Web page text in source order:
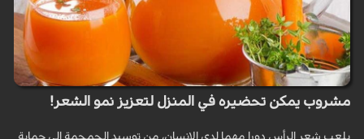
مشروب يمكن تحضيره في المنزل لتعزيز نمو الشعر!
يلعب شعر الرأس دورا مهما لدى الإنسان، من توسيد الجمجمة إلى حماية